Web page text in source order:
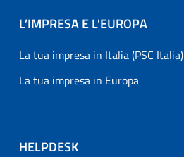
L’IMPRESA E L'EUROPA
La tua impresa in Italia (PSC Italia)
La tua impresa in Europa
HELPDESK